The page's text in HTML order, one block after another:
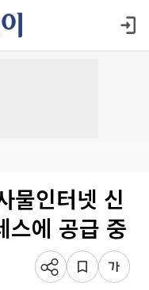
물인터넷 신
스에 공급 중